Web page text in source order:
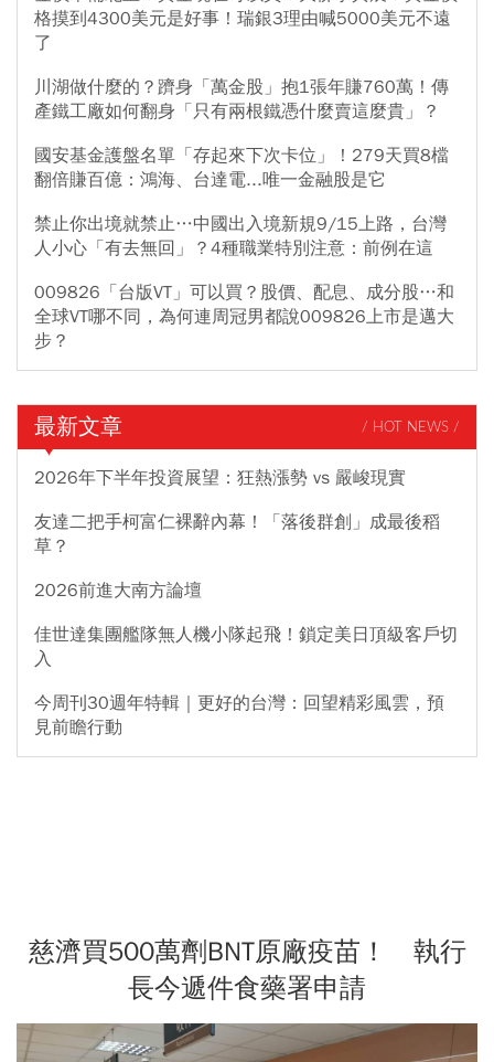
格摸到4300美元是好事！瑞銀3理由喊5000美元不遠
了
川湖做什麼的？躋身「萬金股」抱1張年賺760萬！傳
產鐵工廠如何翻身「只有兩根鐵憑什麼賣這麼貴」？
國安基金護盤名單「存起來下次卡位」！279天買8檔
翻倍賺百億：鴻海、台達電...唯一金融股是它
禁止你出境就禁止…中國出入境新規9/15上路，台灣
人小心「有去無回」？4種職業特別注意：前例在這
009826「台版VT」可以買？股價、配息、成分股…和
全球VT哪不同，為何連周冠男都說009826上市是邁大
步？
最新文章 / HOT NEWS /
2026年下半年投資展望：狂熱漲勢 vs 嚴峻現實
友達二把手柯富仁裸辭內幕！「落後群創」成最後稻
草？
2026前進大南方論壇
佳世達集團艦隊無人機小隊起飛！鎖定美日頂級客戶切
入
今周刊30週年特輯｜更好的台灣：回望精彩風雲，預
見前瞻行動
慈濟買500萬劑BNT原廠疫苗！ 執行
長今遞件食藥署申請